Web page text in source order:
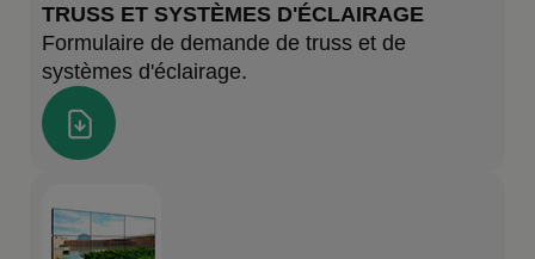
TRUSS ET SYSTÈMES D'ÉCLAIRAGE
Formulaire de demande de truss et de
systèmes d'éclairage.